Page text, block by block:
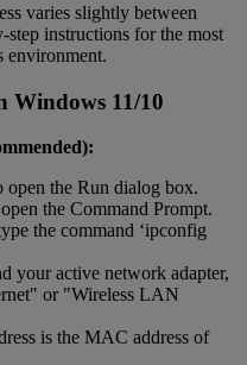
varies slightly between
step instructions for the most
environment.
Windows 11/10
the Run dialog box.
the Command Prompt.
the command ‘ipconfig
your active network adapter,
or "Wireless LAN
is the MAC address of